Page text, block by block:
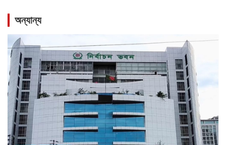
অন্যান্য